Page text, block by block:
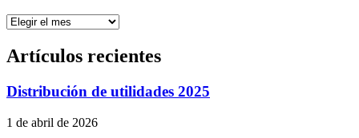
Archivos
Artículos recientes
Distribución de utilidades 2025
1 de abril de 2026